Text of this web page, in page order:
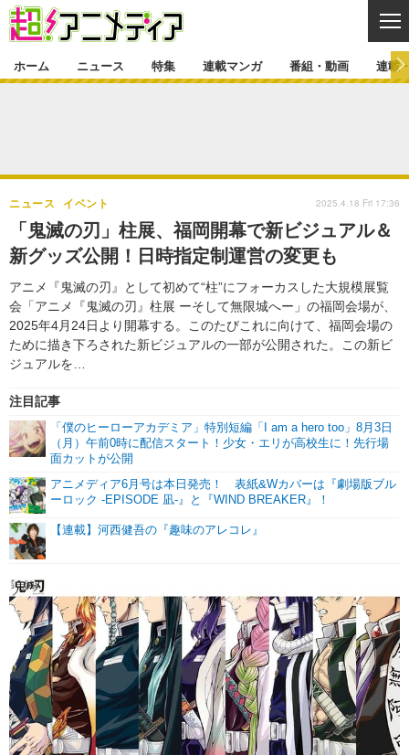
ゲーム・アプリ マンガ
グッズ イベント
声優 コスプレ
舞台 新帝スタ
特集一覧 カバー
ラキりす
連載マンガ
連載マンガ一覧 連載一覧
番組・動画
番組・動画一覧 ラジオ
動画
連載・ブログ
連載・ブログ一覧 コラム
編集部ブログ・お知らせ
ホーム ニュース 特集 連載マンガ 番組・動画 連載
「鬼滅の刃」柱展、福岡開幕で新ビジュアル＆
新グッズ公開！日時指定制運営の変更も
アニメ『鬼滅の刃』として初めて“柱”にフォーカスした大規模展覧
会「アニメ『鬼滅の刃』柱展 ーそして無限城へー」の福岡会場が、
2025年4月24日より開幕する。このたびこれに向けて、福岡会場の
ために描き下ろされた新ビジュアルの一部が公開された。この新ビ
ジュアルを…
ニュース イベント
注目記事
「僕のヒーローアカデミア」特別短編「I am a hero too」8月3日
（月）午前0時に配信スタート！少女・エリが高校生に！先行場
面カットが公開
アニメディア6月号は本日発売！ 表紙&Wカバーは『劇場版ブル
ーロック -EPISODE 凪-』と『WIND BREAKER』！
【連載】河西健吾の『趣味のアレコレ』
2025.4.18 Fri 17:36